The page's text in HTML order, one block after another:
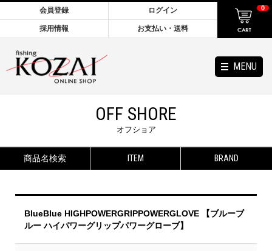
MENU
会員登録 ログイン
採用情報 お支払い・送料
0
OFF SHORE
オフショア
商品名検索 ITEM BRAND
BlueBlue HIGHPOWERGRIPPOWERGLOVE 【ブルーブ
ルー ハイパワーグリップパワーグローブ】